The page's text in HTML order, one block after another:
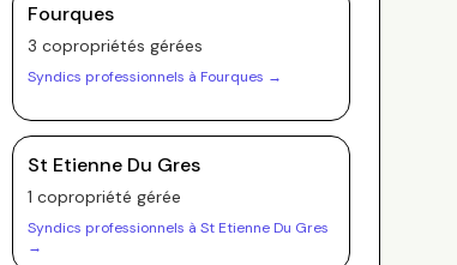
Fourques
3 copropriétés gérées
Syndics professionnels à Fourques →
St Etienne Du Gres
1 copropriété gérée
Syndics professionnels à St Etienne Du Gres
→